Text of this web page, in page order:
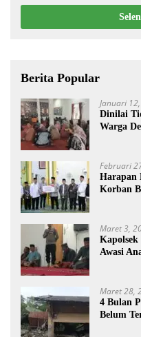
Berita Popular
Januari
Dinilai
Warga
Februari
Harapan
Korban
Maret 3,
Kapolsek
Awasi
Maret 28,
4 Bulan
Belum